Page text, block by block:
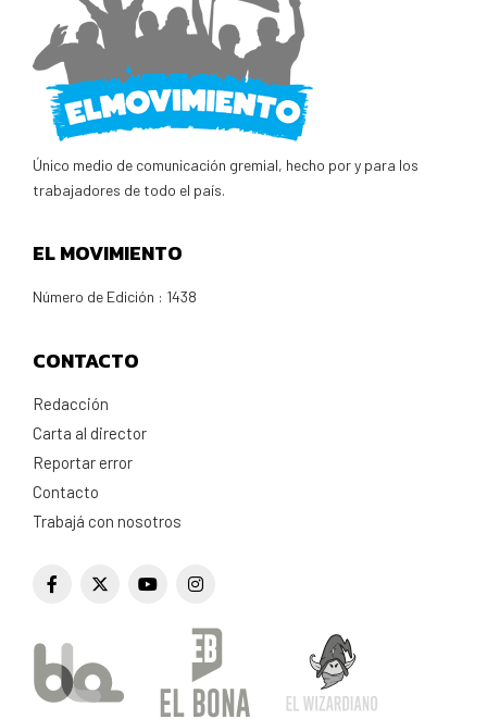
Único medio de comunicación gremial, hecho por y para los
trabajadores de todo el país.
EL MOVIMIENTO
Número de Edición : 1438
CONTACTO
Redacción
Carta al director
Reportar error
Contacto
Trabajá con nosotros